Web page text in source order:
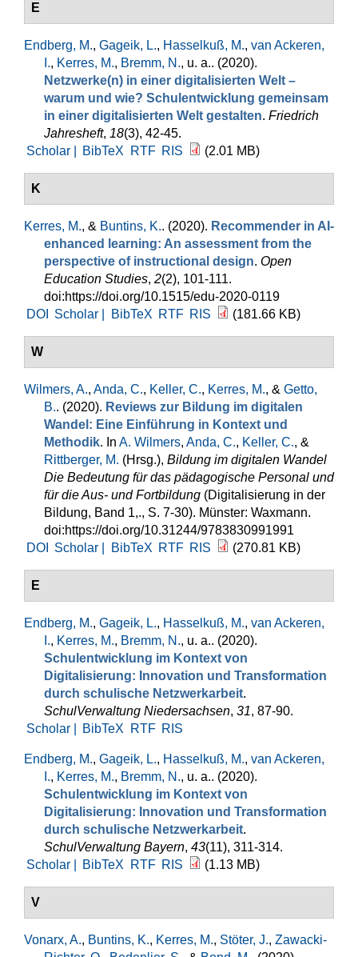
E
Endberg, M., Gageik, L., Hasselkuß, M., van Ackeren,
I., Kerres, M., Bremm, N., u. a.. (2020).
Netzwerke(n) in einer digitalisierten Welt –
warum und wie? Schulentwicklung gemeinsam
in einer digitalisierten Welt gestalten. Friedrich
Jahresheft, 18(3), 42-45.
Scholar |
BibTeX RTF RIS (2.01 MB)
K
Kerres, M., & Buntins, K.. (2020). Recommender in AI-
enhanced learning: An assessment from the
perspective of instructional design. Open
Education Studies, 2(2), 101-111.
doi:https://doi.org/10.1515/edu-2020-0119
DOI
Scholar | BibTeX RTF RIS (181.66 KB)
W
Wilmers, A., Anda, C., Keller, C., Kerres, M., & Getto,
B.. (2020). Reviews zur Bildung im digitalen
Wandel: Eine Einführung in Kontext und
Methodik. In A. Wilmers, Anda, C., Keller, C., &
Rittberger, M. (Hrsg.), Bildung im digitalen Wandel
Die Bedeutung für das pädagogische Personal und
für die Aus- und Fortbildung (Digitalisierung in der
Bildung, Band 1,., S. 7-30). Münster: Waxmann.
doi:https://doi.org/10.31244/9783830991991
DOI
Scholar | BibTeX RTF RIS (270.81 KB)
E
Endberg, M., Gageik, L., Hasselkuß, M., van Ackeren,
I., Kerres, M., Bremm, N., u. a.. (2020).
Schulentwicklung im Kontext von
Digitalisierung: Innovation und Transformation
durch schulische Netzwerkarbeit.
SchulVerwaltung Niedersachsen, 31, 87-90.
Scholar |
BibTeX RTF RIS
Endberg, M., Gageik, L., Hasselkuß, M., van Ackeren,
I., Kerres, M., Bremm, N., u. a.. (2020).
Schulentwicklung im Kontext von
Digitalisierung: Innovation und Transformation
durch schulische Netzwerkarbeit.
SchulVerwaltung Bayern, 43(11), 311-314.
Scholar |
BibTeX RTF RIS (1.13 MB)
V
Vonarx, A., Buntins, K., Kerres, M., Stöter, J., Zawacki-